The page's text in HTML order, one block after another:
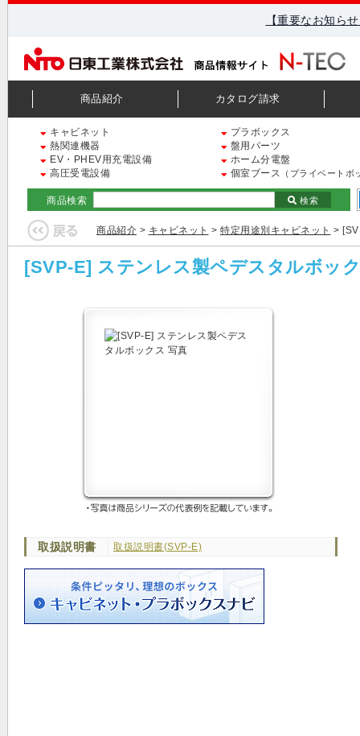
【重要なお知ら
商品紹介 カタログ請求
キャビネット
プラボックス
熱関連機器
盤用パーツ
EV・PHEV用充電設備
ホーム分電盤
高圧受電設備
個室ブース （プライベートボ
商品検索 検索
商品紹介 > キャビネット > 特定用途別キャビネット >
[SVP-E] ステンレス製ペデスタルボッ
取扱説明書 取扱説明書(SVP-E)